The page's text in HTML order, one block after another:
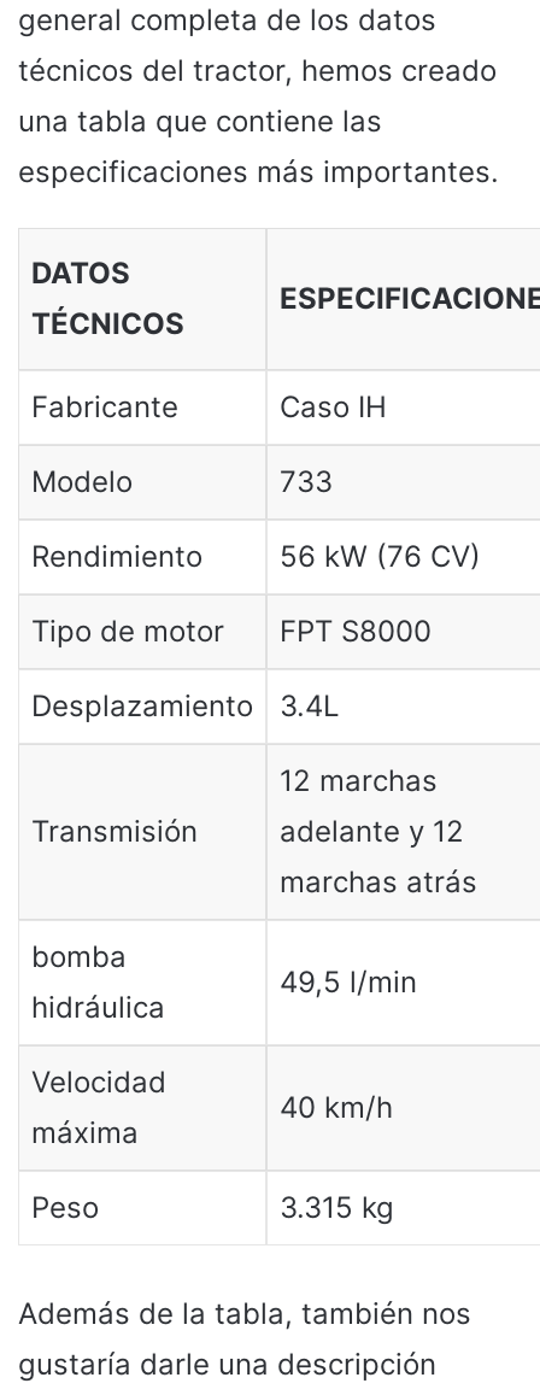
general completa de los datos
técnicos del tractor, hemos creado
una tabla que contiene las
especificaciones más importantes.
DATOS
TÉCNICOS
Fabricante Caso IH
Modelo 733
Rendimiento 56 kW (76 CV)
Tipo de motor FPT S8000
Desplazamiento 3.4L
Transmisión
12 marchas
adelante y 12
marchas atrás
bomba
hidráulica
49,5 l/min
Velocidad
máxima
40 km/h
Peso 3.315 kg
Además de la tabla, también nos
gustaría darle una descripción